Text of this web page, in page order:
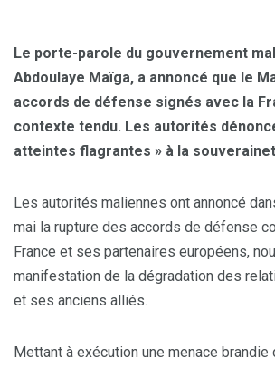
Le porte-parole du gouvernement
Abdoulaye Maïga, a annoncé que le
accords de défense signés avec la
contexte tendu. Les autorités
atteintes flagrantes » à la
Les autorités maliennes ont annoncé
mai la rupture des accords de défense
France et ses partenaires européens,
manifestation de la dégradation des
et ses anciens alliés.
Mettant à exécution une menace